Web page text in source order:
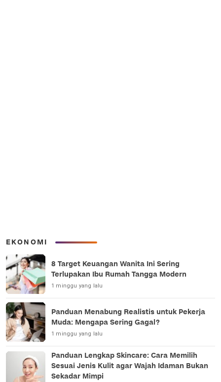
EKONOMI
8 Target Keuangan Wanita Ini Sering
Terlupakan Ibu Rumah Tangga Modern
1 minggu yang lalu
Panduan Menabung Realistis untuk Pekerja
Muda: Mengapa Sering Gagal?
1 minggu yang lalu
Panduan Lengkap Skincare: Cara Memilih
Sesuai Jenis Kulit agar Wajah Idaman Bukan
Sekadar Mimpi